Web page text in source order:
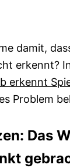
damit,
erkennt?
erkennt
Problem
Das